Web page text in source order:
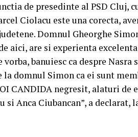
de presedinte al PSD Cluj,
Ciolacu este una corecta,
Domnul Gheorghe
aici, are si experienta
banuiesc ca despre
domnul Simon ca ei sunt
CANDIDA negresit, alaturi de
Anca Ciubancan”, a declarat,